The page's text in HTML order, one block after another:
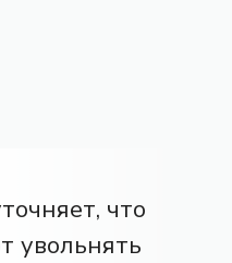
что
увольнять